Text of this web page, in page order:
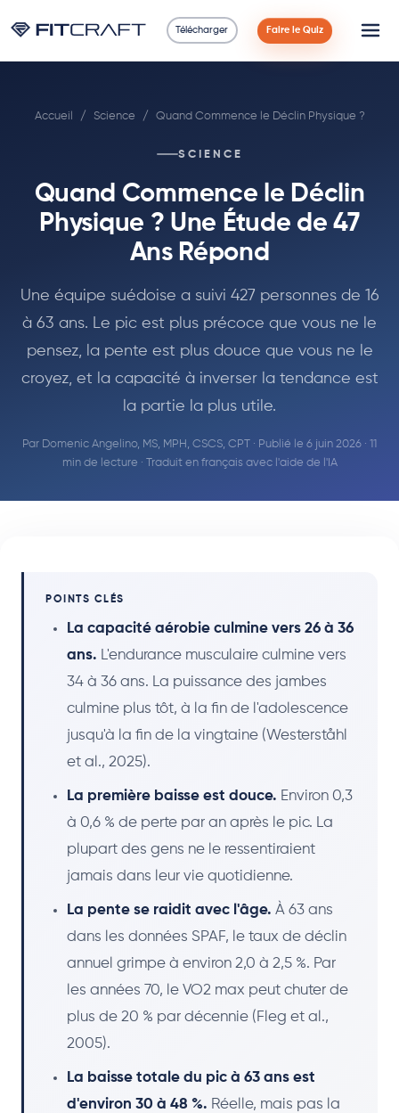
Télécharger Faire le Quiz
Guides
90 Jours
Calculatrices
Accueil / Science / Quand Commence le Déclin Physique ?
SCIENCE
Quand Commence le Déclin
Physique ? Une Étude de 47
Ans Répond
Une équipe suédoise a suivi 427 personnes de 16
à 63 ans. Le pic est plus précoce que vous ne le
pensez, la pente est plus douce que vous ne le
croyez, et la capacité à inverser la tendance est
la partie la plus utile.
Par Domenic Angelino, MS, MPH, CSCS, CPT · Publié le 6 juin 2026 · 11
min de lecture · Traduit en français avec l'aide de l'IA
POINTS CLÉS
La capacité aérobie culmine vers 26 à 36
ans. L'endurance musculaire culmine vers
34 à 36 ans. La puissance des jambes
culmine plus tôt, à la fin de l'adolescence
jusqu'à la fin de la vingtaine (Westerståhl
et al., 2025).
La première baisse est douce. Environ 0,3
à 0,6 % de perte par an après le pic. La
plupart des gens ne le ressentiraient
jamais dans leur vie quotidienne.
La pente se raidit avec l'âge. À 63 ans
dans les données SPAF, le taux de déclin
annuel grimpe à environ 2,0 à 2,5 %. Par
les années 70, le VO2 max peut chuter de
plus de 20 % par décennie (Fleg et al.,
2005).
La baisse totale du pic à 63 ans est
d'environ 30 à 48 %. Réelle, mais pas la